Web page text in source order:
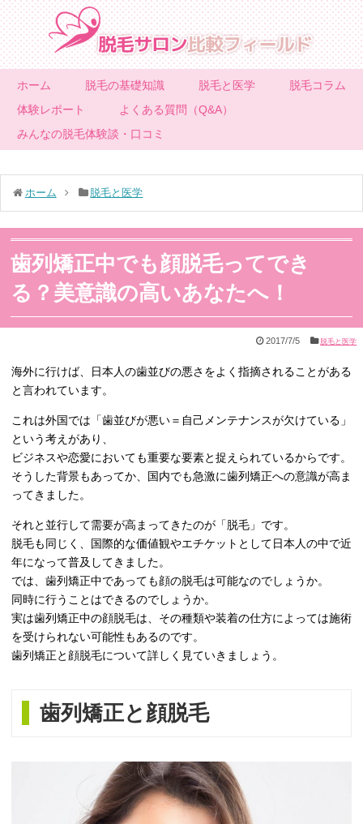
ホーム 脱毛の基礎知識 脱毛と医学
脱毛コラム
体験レポート
よくある質問（Q&A）
みんなの脱毛体験談・口コミ
ホーム 脱毛と医学
歯列矯正中でも顔脱毛ってでき
る？美意識の高いあなたへ！
2017/7/5 脱毛と医学
海外に行けば、日本人の歯並びの悪さをよく指摘されることがある
と言われています。
これは外国では「歯並びが悪い＝自己メンテナンスが欠けている」
という考えがあり、
ビジネスや恋愛においても重要な要素と捉えられているからです。
そうした背景もあってか、国内でも急激に歯列矯正への意識が高ま
ってきました。
それと並行して需要が高まってきたのが「脱毛」です。
脱毛も同じく、国際的な価値観やエチケットとして日本人の中で近
年になって普及してきました。
では、歯列矯正中であっても顔の脱毛は可能なのでしょうか。
同時に行うことはできるのでしょうか。
実は歯列矯正中の顔脱毛は、その種類や装着の仕方によっては施術
を受けられない可能性もあるのです。
歯列矯正と顔脱毛について詳しく見ていきましょう。
歯列矯正と顔脱毛